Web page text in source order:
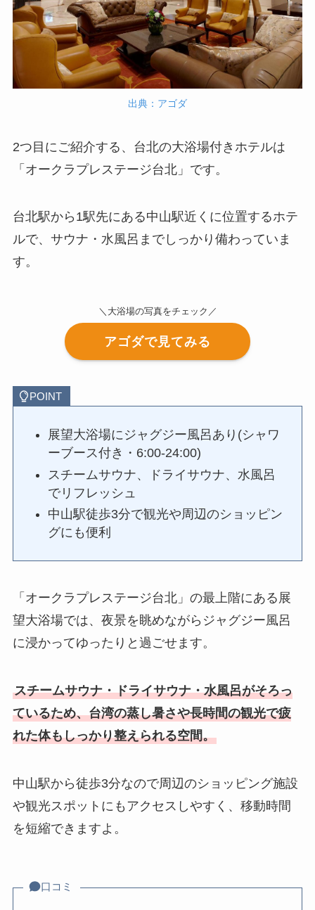
出典：アゴダ
2つ目にご紹介する、台北の大浴場付きホテルは
「オークラプレステージ台北」です。
台北駅から1駅先にある中山駅近くに位置するホテ
ルで、サウナ・水風呂までしっかり備わっていま
す。
＼大浴場の写真をチェック／
アゴダで見てみる
POINT
展望大浴場にジャグジー風呂あり(シャワ
ーブース付き・6:00-24:00)
スチームサウナ、ドライサウナ、水風呂
でリフレッシュ
中山駅徒歩3分で観光や周辺のショッピン
グにも便利
「オークラプレステージ台北」の最上階にある展
望大浴場では、夜景を眺めながらジャグジー風呂
に浸かってゆったりと過ごせます。
スチームサウナ・ドライサウナ・水風呂がそろっ
ているため、台湾の蒸し暑さや長時間の観光で疲
れた体もしっかり整えられる空間。
中山駅から徒歩3分なので周辺のショッピング施設
や観光スポットにもアクセスしやすく、移動時間
を短縮できますよ。
口コミ